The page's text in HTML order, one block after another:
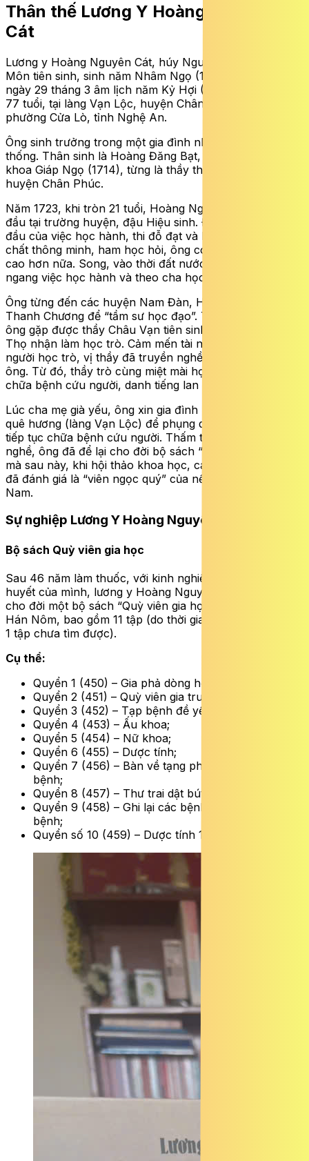
Thân thế Lương Y Hoàng Nguyên
Cát
Lương y Hoàng Nguyên Cát, húy Nguyên Mỹ, hiệu Long
Môn tiên sinh, sinh năm Nhâm Ngọ (1702). Ông qua đời
ngày 29 tháng 3 âm lịch năm Kỷ Hợi (1779), hưởng thọ
77 tuổi, tại làng Vạn Lộc, huyện Chân Phúc – nay là
phường Cửa Lò, tỉnh Nghệ An.
Ông sinh trưởng trong một gia đình nho học truyền
thống. Thân sinh là Hoàng Đăng Bạt, đậu Trường sinh
khoa Giáp Ngọ (1714), từng là thầy thuốc nổi tiếng ở
huyện Chân Phúc.
Năm 1723, khi tròn 21 tuổi, Hoàng Nguyên Cát thi lần
đầu tại trường huyện, đậu Hiệu sinh. Đây là bước khởi
đầu của việc học hành, thi đỗ đạt và làm quan. Với tư
chất thông minh, ham học hỏi, ông có thể học và thi đỗ
cao hơn nữa. Song, vào thời đất nước loạn lạc, ông bỏ
ngang việc học hành và theo cha học nghề thuốc.
Ông từng đến các huyện Nam Đàn, Hưng Nguyên,
Thanh Chương để “tầm sư học đạo”. Tại Thanh Chương,
ông gặp được thầy Châu Vạn tiên sinh ở làng Thượng
Thọ nhận làm học trò. Cảm mến tài năng, đức độ của
người học trò, vị thầy đã truyền nghề và gả con gái cho
ông. Từ đó, thầy trò cùng miệt mài học tập, bốc thuốc
chữa bệnh cứu người, danh tiếng lan xa khắp vùng.
Lúc cha mẹ già yếu, ông xin gia đình nhạc phụ trở về
quê hương (làng Vạn Lộc) để phụng dưỡng cha mẹ và
tiếp tục chữa bệnh cứu người. Thấm thoát 46 năm hành
nghề, ông đã để lại cho đời bộ sách “Quỳ viên gia học”,
mà sau này, khi hội thảo khoa học, các nhà khoa học
đã đánh giá là “viên ngọc quý” của nền Đông y Việt
Nam.
Sự nghiệp Lương Y Hoàng Nguyên Cát
Bộ sách Quỳ viên gia học
Sau 46 năm làm thuốc, với kinh nghiệm, trình độ và tâm
huyết của mình, lương y Hoàng Nguyên Cát đã để lại
cho đời một bộ sách “Quỳ viên gia học” viết bằng chữ
Hán Nôm, bao gồm 11 tập (do thời gian, đến nay thất lạc
1 tập chưa tìm được).
Cụ thể:
Quyển 1 (450) – Gia phả dòng họ;
Quyển 2 (451) – Quỳ viên gia truyền kinh nghiệm;
Quyển 3 (452) – Tạp bệnh đề yếu;
Quyển 4 (453) – Ấu khoa;
Quyển 5 (454) – Nữ khoa;
Quyển 6 (455) – Dược tính;
Quyển 7 (456) – Bàn về tạng phủ, nội khoa tạp
bệnh;
Quyển 8 (457) – Thư trai dật bút;
Quyển 9 (458) – Ghi lại các bệnh án của 68 loại
bệnh;
Quyển số 10 (459) – Dược tính 198 vị thuốc.